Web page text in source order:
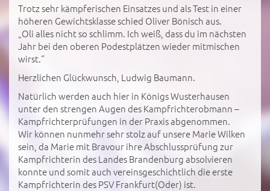
Trotz sehr kämpferischen Einsatzes und als Test in einer
höheren Gewichtsklasse schied Oliver Bönisch aus.
„Oli alles nicht so schlimm. Ich weiß, dass du im nächsten
Jahr bei den oberen Podestplätzen wieder mitmischen
wirst.“
Herzlichen Glückwunsch, Ludwig Baumann.
Natürlich werden auch hier in Königs Wusterhausen
unter den strengen Augen des Kampfrichterobmann –
Kampfrichterprüfungen in der Praxis abgenommen.
Wir können nunmehr sehr stolz auf unsere Marie Wilken
sein, da Marie mit Bravour ihre Abschlussprüfung zur
Kampfrichterin des Landes Brandenburg absolvieren
konnte und somit auch vereinsgeschichtlich die erste
Kampfrichterin des PSV Frankfurt(Oder) ist.